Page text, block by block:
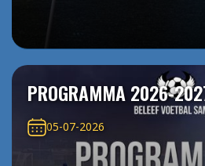
PROGRAMMA 2026-
05-07-2026